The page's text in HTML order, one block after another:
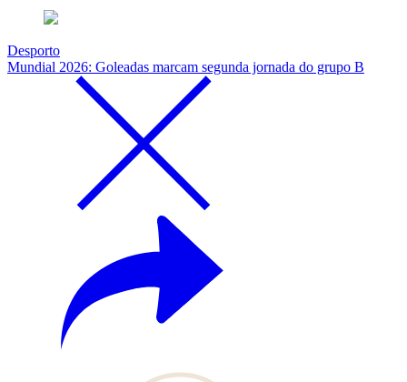
Desporto
Mundial 2026: Goleadas marcam segunda jornada do grupo B